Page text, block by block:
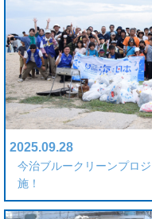
2025.09.28
今治ブルークリーンプロ
施！